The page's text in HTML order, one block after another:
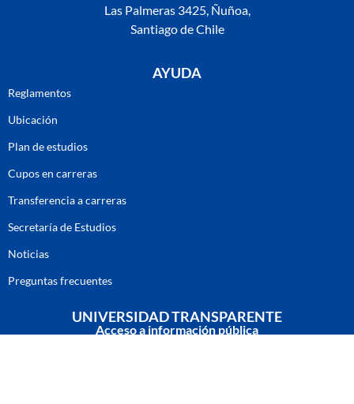
Las Palmeras 3425, Ñuñoa,
Santiago de Chile
AYUDA
Reglamentos
Ubicación
Plan de estudios
Cupos en carreras
Transferencia a carreras
Secretaría de Estudios
Noticias
Preguntas frecuentes
UNIVERSIDAD TRANSPARENTE
Acceso a información pública